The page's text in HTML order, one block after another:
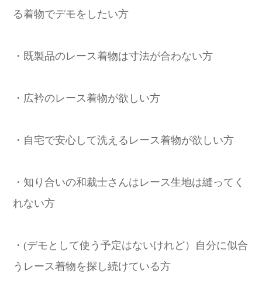
る着物でデモをしたい方
・既製品のレース着物は寸法が合わない方
・広衿のレース着物が欲しい方
・自宅で安心して洗えるレース着物が欲しい方
・知り合いの和裁士さんはレース生地は縫ってく
れない方
・(デモとして使う予定はないけれど）自分に似合
うレース着物を探し続けている方